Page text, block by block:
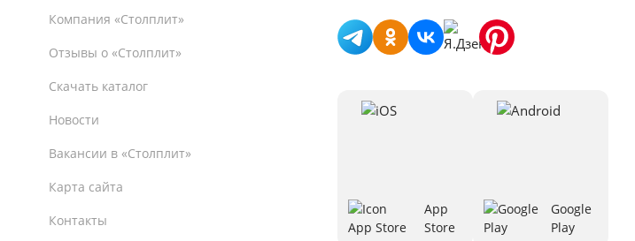
Компания «Столплит»
Отзывы о «Столплит»
Скачать каталог
Новости
Вакансии в «Столплит»
Карта сайта
Контакты
App
Store
Google
Play